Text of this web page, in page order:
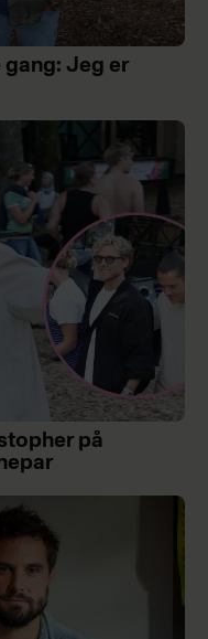
Jeg er
på